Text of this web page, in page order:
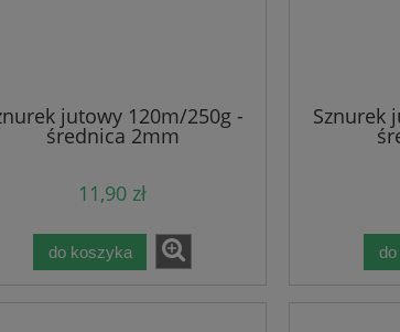
jutowy 120m/250g -
średnica 2mm
11,90 zł
do koszyka
Sznurek